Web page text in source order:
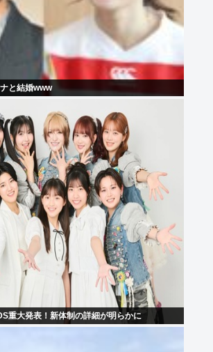
と結婚www
重大発表！新体制の詳細が明らかに